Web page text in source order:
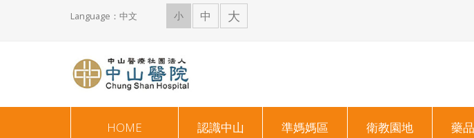
Language：中文 小 中 大
HOME 認識中山 準媽媽區 衛教園地 藥